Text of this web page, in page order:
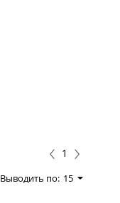
1
Выводить по: 15